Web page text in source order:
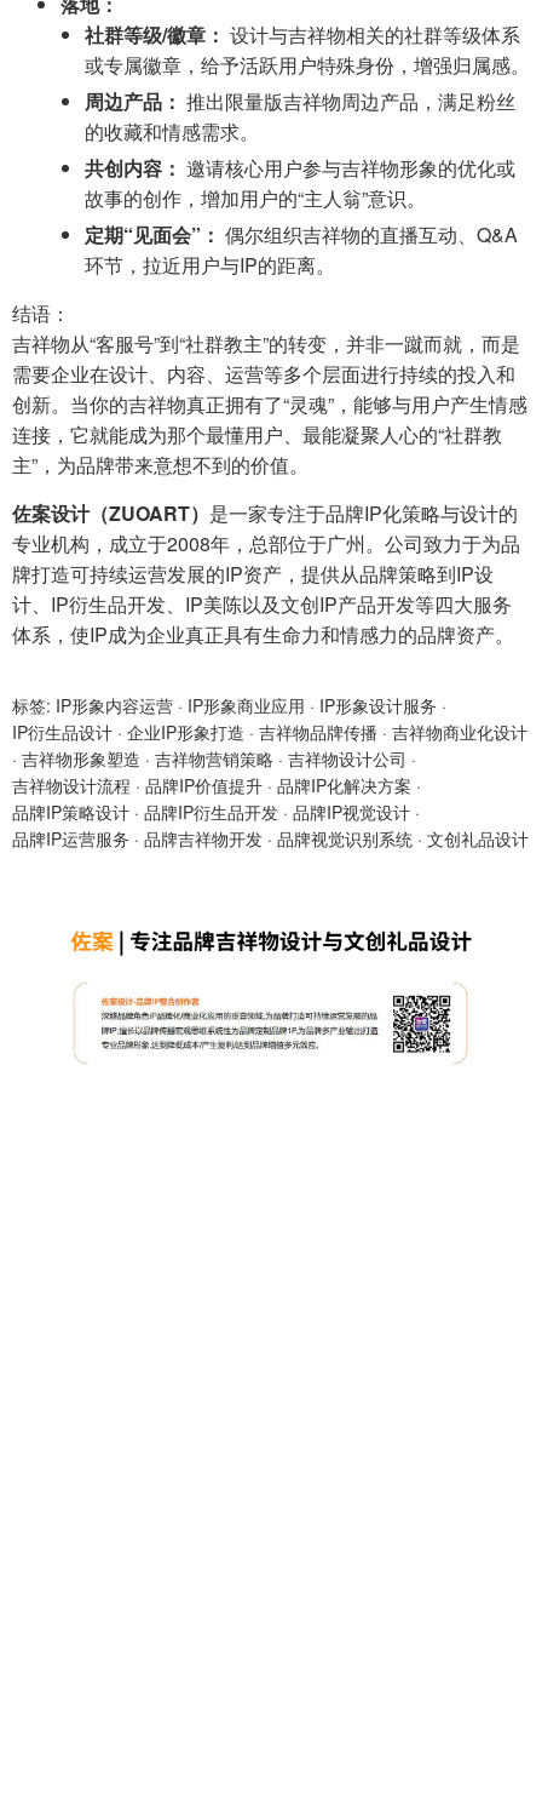
社群等级/徽章： 设计与吉祥物相关的社群等级体系
或专属徽章，给予活跃用户特殊身份，增强归属感。
周边产品： 推出限量版吉祥物周边产品，满足粉丝
的收藏和情感需求。
共创内容： 邀请核心用户参与吉祥物形象的优化或
故事的创作，增加用户的“主人翁”意识。
定期“见面会”： 偶尔组织吉祥物的直播互动、Q&A
环节，拉近用户与IP的距离。
结语：
吉祥物从“客服号”到“社群教主”的转变，并非一蹴而就，而是
需要企业在设计、内容、运营等多个层面进行持续的投入和
创新。当你的吉祥物真正拥有了“灵魂”，能够与用户产生情感
连接，它就能成为那个最懂用户、最能凝聚人心的“社群教
主”，为品牌带来意想不到的价值。
佐案设计（ZUOART） 是一家专注于品牌IP化策略与设计的
专业机构，成立于2008年，总部位于广州。公司致力于为品
牌打造可持续运营发展的IP资产，提供从品牌策略到IP设
计、IP衍生品开发、IP美陈以及文创IP产品开发等四大服务
体系，使IP成为企业真正具有生命力和情感力的品牌资产。
标签: IP形象内容运营 · IP形象商业应用 · IP形象设计服务 ·
IP衍生品设计 · 企业IP形象打造 · 吉祥物品牌传播 · 吉祥物商业化设计
· 吉祥物形象塑造 · 吉祥物营销策略 · 吉祥物设计公司 ·
吉祥物设计流程 · 品牌IP价值提升 · 品牌IP化解决方案 ·
品牌IP策略设计 · 品牌IP衍生品开发 · 品牌IP视觉设计 ·
品牌IP运营服务 · 品牌吉祥物开发 · 品牌视觉识别系统 · 文创礼品设计